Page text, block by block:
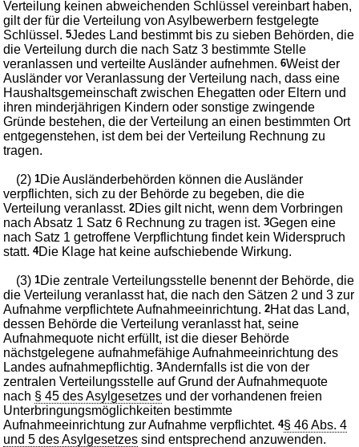
Verteilung keinen abweichenden Schlüssel vereinbart haben,
gilt der für die Verteilung von Asylbewerbern festgelegte
Schlüssel.5Jedes Land bestimmt bis zu sieben Behörden, die
die Verteilung durch die nach Satz 3 bestimmte Stelle
veranlassen und verteilte Ausländer aufnehmen.6Weist der
Ausländer vor Veranlassung der Verteilung nach, dass eine
Haushaltsgemeinschaft zwischen Ehegatten oder Eltern und
ihren minderjährigen Kindern oder sonstige zwingende
Gründe bestehen, die der Verteilung an einen bestimmten Ort
entgegenstehen, ist dem bei der Verteilung Rechnung zu
tragen.
(2)1Die Ausländerbehörden können die Ausländer
verpflichten, sich zu der Behörde zu begeben, die die
Verteilung veranlasst.2Dies gilt nicht, wenn dem Vorbringen
nach Absatz 1 Satz 6 Rechnung zu tragen ist.3Gegen eine
nach Satz 1 getroffene Verpflichtung findet kein Widerspruch
statt.4Die Klage hat keine aufschiebende Wirkung.
(3)1Die zentrale Verteilungsstelle benennt der Behörde, die
die Verteilung veranlasst hat, die nach den Sätzen 2 und 3 zur
Aufnahme verpflichtete Aufnahmeeinrichtung.2Hat das Land,
dessen Behörde die Verteilung veranlasst hat, seine
Aufnahmequote nicht erfüllt, ist die dieser Behörde
nächstgelegene aufnahmefähige Aufnahmeeinrichtung des
Landes aufnahmepflichtig.3Andernfalls ist die von der
zentralen Verteilungsstelle auf Grund der Aufnahmequote
nach § 45 des Asylgesetzes und der vorhandenen freien
Unterbringungsmöglichkeiten bestimmte
Aufnahmeeinrichtung zur Aufnahme verpflichtet.4§ 46 Abs. 4
und 5 des Asylgesetzes sind entsprechend anzuwenden.